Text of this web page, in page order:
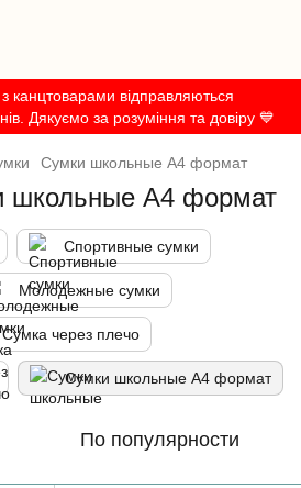
канцтоварами відправляються
Дякуємо за розуміння та довіру 💙
Сумки школьные А4 формат
школьные А4 формат
Спортивные сумки
Молодежные сумки
Сумка через плечо
Сумки школьные А4 формат
По популярности